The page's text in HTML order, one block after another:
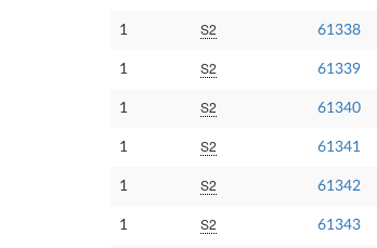
1 S2 61338
1 S2 61339
1 S2 61340
1 S2 61341
1 S2 61342
1 S2 61343